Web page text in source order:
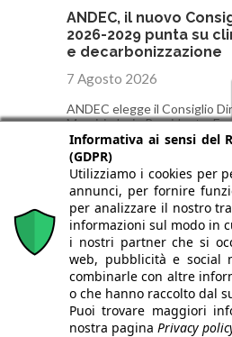
ANDEC, il nuovo
2026-2029 punta su
e decarbonizzazione
7 Agosto 2026
ANDEC elegge il Consiglio
Maurizio Iorio Presidente.
pompe di calore, refrigeranti
decarbonizzati.
Informativa ai sensi del
(GDPR)
Utilizziamo i cookies per
annunci, per fornire
per analizzare il nostro
informazioni sul modo in
i nostri partner che si
web, pubblicità e social
combinarle con altre
o che hanno raccolto dal
Puoi trovare maggiori
nostra pagina Privacy